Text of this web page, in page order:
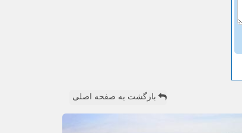
بازگشت به صفحه اصلی